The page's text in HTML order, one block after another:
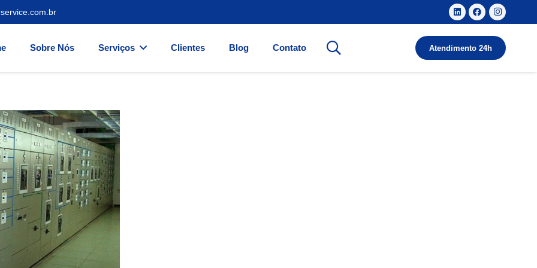
Sobre Nós Serviços Clientes Blog Contato Atendimento 24h